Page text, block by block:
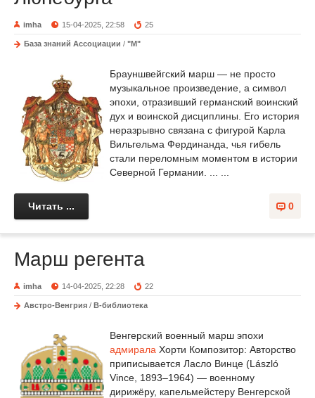
imha 15-04-2025, 22:58 25
База знаний Ассоциации / "М"
Брауншвейгский марш — не просто
музыкальное произведение, а символ
эпохи, отразивший германский воинский
дух и воинской дисциплины. Его история
неразрывно связана с фигурой Карла
Вильгельма Фердинанда, чья гибель
стали переломным моментом в истории
Северной Германии. ... ...
0
Читать ...
Марш регента
imha 14-04-2025, 22:28 22
Австро-Венгрия / В-библиотека
Венгерский военный марш эпохи
адмирала Хорти Композитор: Авторство
приписывается Ласло Винце (László
Vince, 1893–1964) — военному
дирижёру, капельмейстеру Венгерской